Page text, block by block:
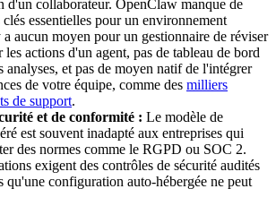
d'un collaborateur. OpenClaw manque de
essentielles pour un environnement
aucun moyen pour un gestionnaire de réviser
actions d'un agent, pas de tableau de bord
analyses, et pas de moyen natif de l'intégrer
de votre équipe, comme des milliers
de support.
et de conformité : Le modèle de
est souvent inadapté aux entreprises qui
des normes comme le RGPD ou SOC 2.
exigent des contrôles de sécurité audités
qu'une configuration auto-hébergée ne peut